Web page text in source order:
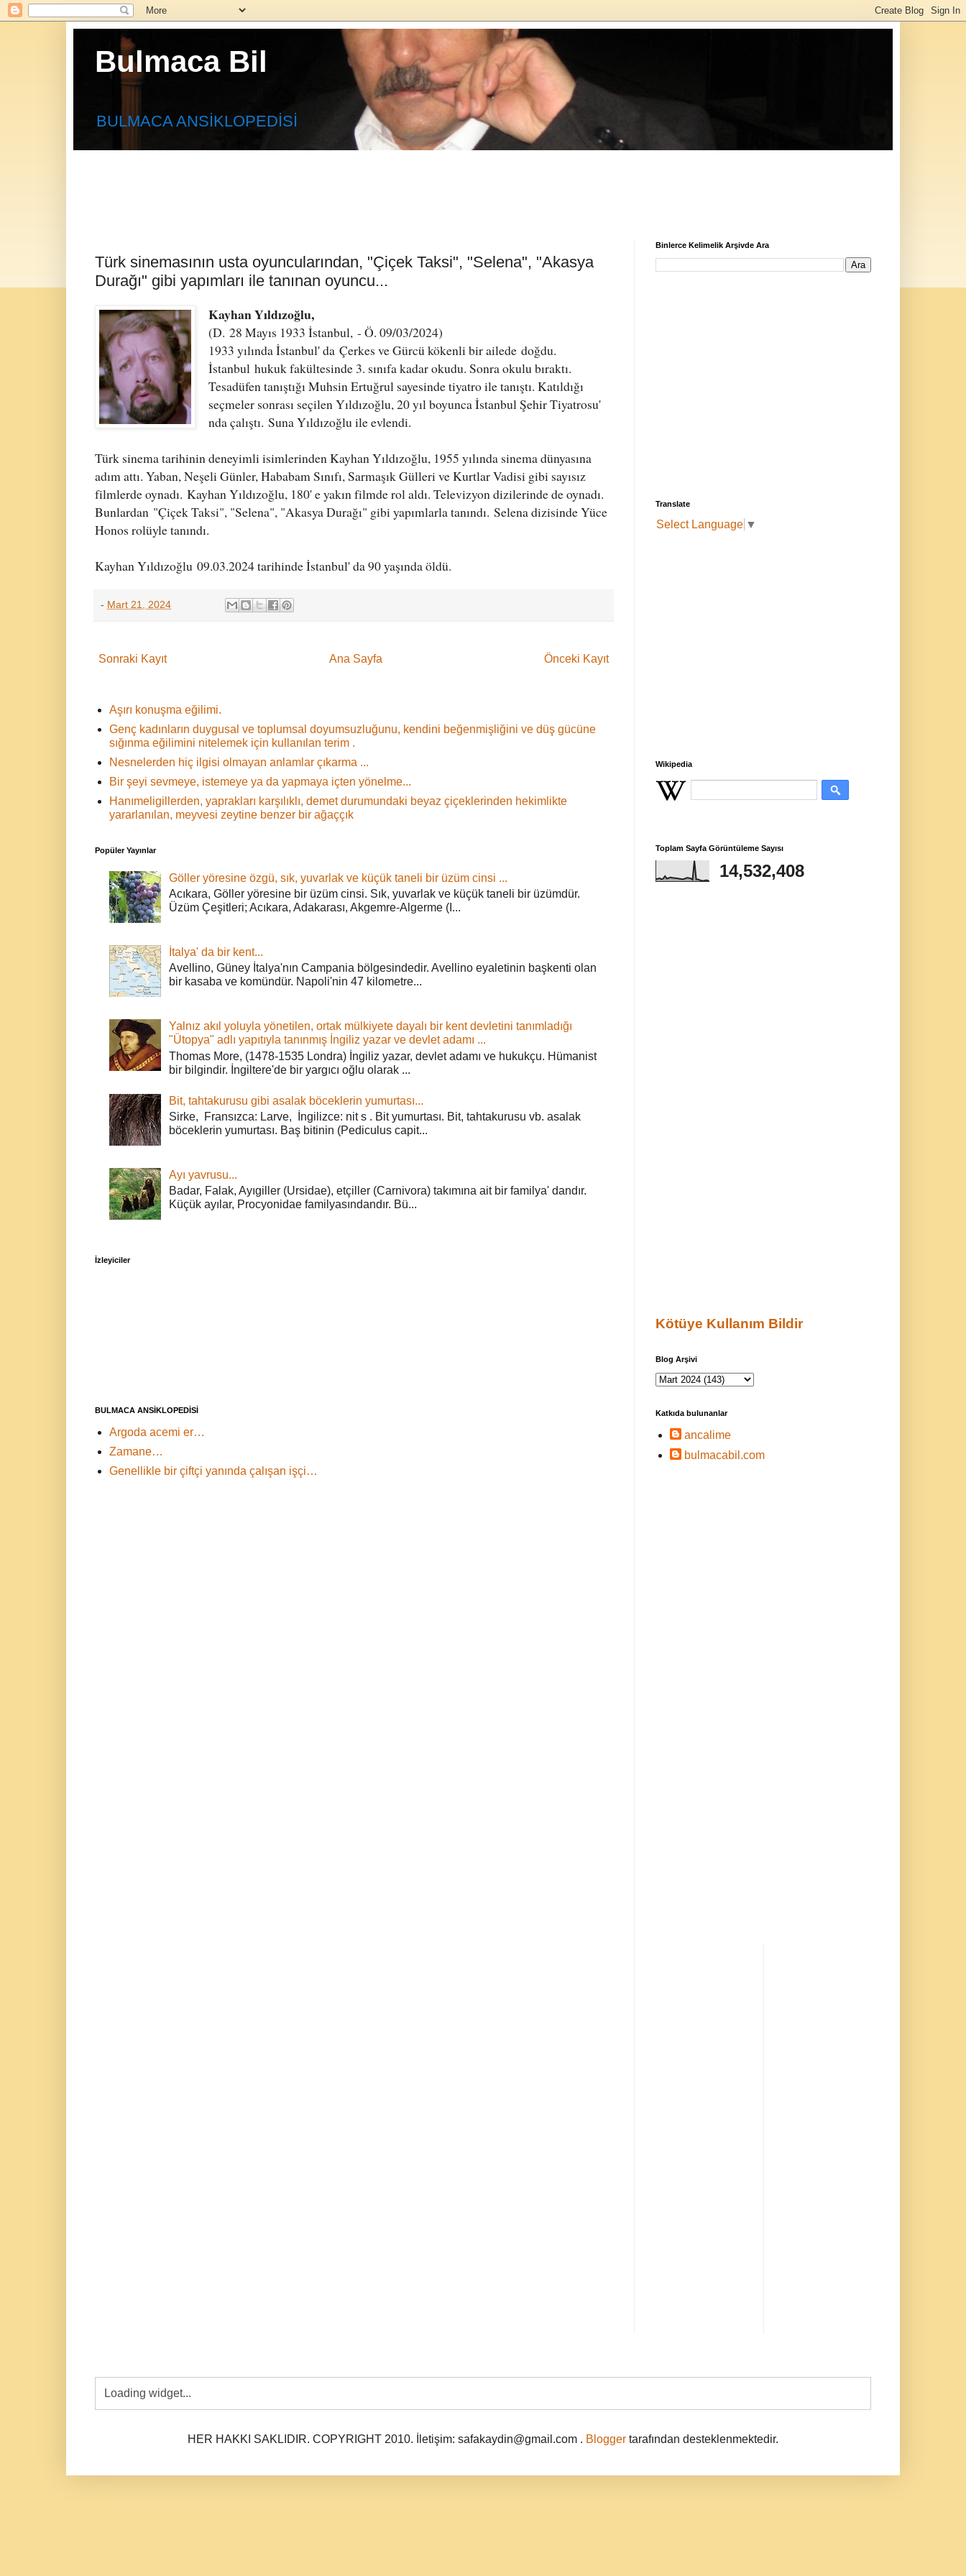
Bulmaca Bil
BULMACA ANSİKLOPEDİSİ
Türk sinemasının usta oyuncularından, "Çiçek Taksi", "Selena", "Akasya
Durağı" gibi yapımları ile tanınan oyuncu...
Kayhan Yıldızoğlu,
(D. 28 Mayıs 1933 İstanbul, - Ö. 09/03/2024)
1933 yılında İstanbul' da Çerkes ve Gürcü kökenli bir ailede doğdu.
İstanbulhukuk fakültesinde 3. sınıfa kadar okudu. Sonra okulu bıraktı.
Tesadüfen tanıştığı Muhsin Ertuğrul sayesinde tiyatro ile tanıştı. Katıldığı
seçmeler sonrası seçilen Yıldızoğlu, 20 yıl boyunca İstanbul Şehir Tiyatrosu'
nda çalıştı. Suna Yıldızoğlu ile evlendi.
Türk sinema tarihinin deneyimli isimlerinden Kayhan Yıldızoğlu, 1955 yılında sinema dünyasına
adım attı. Yaban, Neşeli Günler, Hababam Sınıfı, Sarmaşık Gülleri ve Kurtlar Vadisi gibi sayısız
filmlerde oynadı. Kayhan Yıldızoğlu, 180' e yakın filmde rol aldı. Televizyon dizilerinde de oynadı.
Bunlardan "Çiçek Taksi", "Selena", "Akasya Durağı" gibi yapımlarla tanındı. Selena dizisinde Yüce
Honos rolüyle tanındı.
Kayhan Yıldızoğlu 09.03.2024 tarihinde İstanbul' da 90 yaşında öldü.
- Mart 21, 2024
Sonraki Kayıt Önceki Kayıt
Ana Sayfa
Aşırı konuşma eğilimi.
Genç kadınların duygusal ve toplumsal doyumsuzluğunu, kendini beğenmişliğini ve düş gücüne
sığınma eğilimini nitelemek için kullanılan terim .
Nesnelerden hiç ilgisi olmayan anlamlar çıkarma ...
Bir şeyi sevmeye, istemeye ya da yapmaya içten yönelme...
Hanımeligillerden, yaprakları karşılıklı, demet durumundaki beyaz çiçeklerinden hekimlikte
yararlanılan, meyvesi zeytine benzer bir ağaççık
Popüler Yayınlar
Göller yöresine özgü, sık, yuvarlak ve küçük taneli bir üzüm cinsi ...
Acıkara, Göller yöresine bir üzüm cinsi. Sık, yuvarlak ve küçük taneli bir üzümdür.
Üzüm Çeşitleri; Acıkara, Adakarası, Akgemre-Algerme (I...
İtalya' da bir kent...
Avellino, Güney İtalya'nın Campania bölgesindedir. Avellino eyaletinin başkenti olan
bir kasaba ve komündür. Napoli'nin 47 kilometre...
Yalnız akıl yoluyla yönetilen, ortak mülkiyete dayalı bir kent devletini tanımladığı
"Ütopya" adlı yapıtıyla tanınmış İngiliz yazar ve devlet adamı ...
Thomas More, (1478-1535 Londra) İngiliz yazar, devlet adamı ve hukukçu. Hümanist
bir bilgindir. İngiltere'de bir yargıcı oğlu olarak ...
Bit, tahtakurusu gibi asalak böceklerin yumurtası...
Sirke, Fransızca: Larve, İngilizce: nit s . Bit yumurtası. Bit, tahtakurusu vb. asalak
böceklerin yumurtası. Baş bitinin (Pediculus capit...
Ayı yavrusu...
Badar, Falak, Ayıgiller (Ursidae), etçiller (Carnivora) takımına ait bir familya' dandır.
Küçük ayılar, Procyonidae familyasındandır. Bü...
İzleyiciler
BULMACA ANSİKLOPEDİSİ
Argoda acemi er…
Zamane…
Genellikle bir çiftçi yanında çalışan işçi…
Binlerce Kelimelik Arşivde Ara
Translate
Select Language ▼
Wikipedia
Toplam Sayfa Görüntüleme Sayısı
14,532,408
Kötüye Kullanım Bildir
Blog Arşivi
Katkıda bulunanlar
ancalime
bulmacabil.com
HER HAKKI SAKLIDIR. COPYRIGHT 2010. İletişim: safakaydin@gmail.com . Blogger tarafından desteklenmektedir.